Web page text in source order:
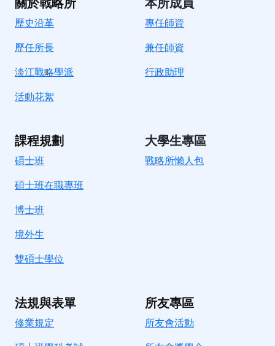
歷史沿革
歷任所長
淡江戰略學派
活動花絮
專任師資
兼任師資
行政助理
課程規劃
碩士班
碩士班在職專班
博士班
境外生
雙碩士學位
大學生專區
戰略所懶人包
法規與表單
修業規定
所友專區
所友會活動